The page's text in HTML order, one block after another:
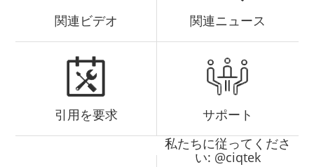
関連ビデオ 関連ニュース
引用を要求 サポート
私たちに従ってくださ
い: @ciqtek